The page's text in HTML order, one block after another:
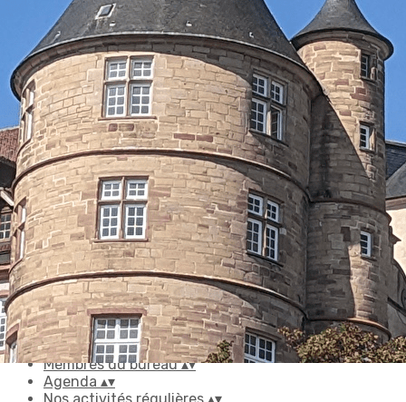
Exporter les lignes sélectionnées
Exporter toutes les colonnes
Exporter uniquement les colonnes affichées
Menu
>
Accueil
Appel à candidature
Ajoutez un logo, un bouton, des réseaux sociaux
Cliquez pour éditer
Accueil▴▾
Accueil
Appel à candidature
Membres du bureau▴▾
Agenda ▴▾